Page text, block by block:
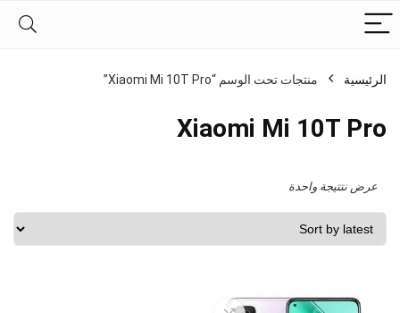
الرئيسية منتجات تحت الوسم “Xiaomi Mi 10T Pro”
Xiaomi Mi 10T Pro
عرض نتتيجة واحدة